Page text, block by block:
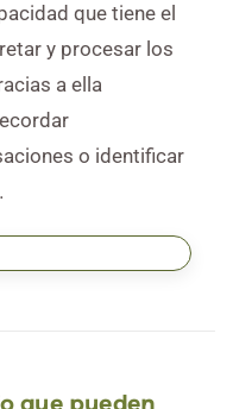
que tiene el
y procesar los
a ella
o identificar
que pueden